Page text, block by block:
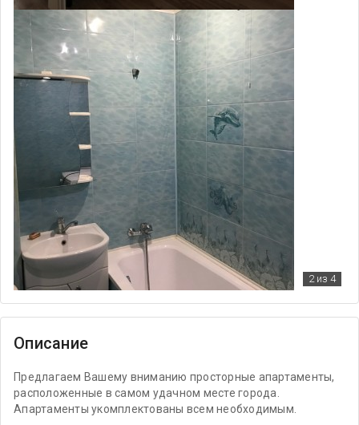
2из 4
Описание
Предлагаем Вашему вниманию просторные апартаменты,
расположенные в самом удачном месте города.
Апартаменты укомплектованы всем необходимым.